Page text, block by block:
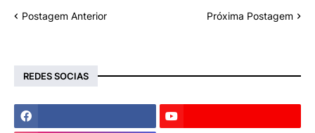
Postagem Anterior Próxima Postagem
REDES SOCIAS